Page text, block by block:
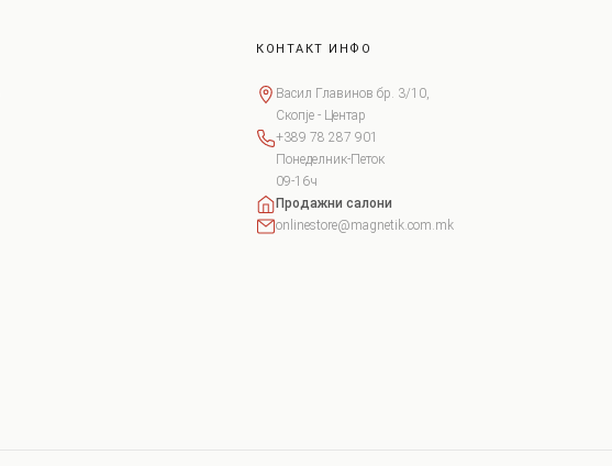
КОНТАКТ ИНФО
Васил Главинов бр. 3/10,
Скопје - Центар
+389 78 287 901
Понеделник-Петок
09-16ч
Продажни салони
onlinestore@magnetik.com.mk